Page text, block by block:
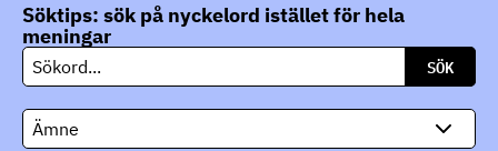
Söktips: sök på nyckelord istället för hela
meningar
S
ö
Ämne